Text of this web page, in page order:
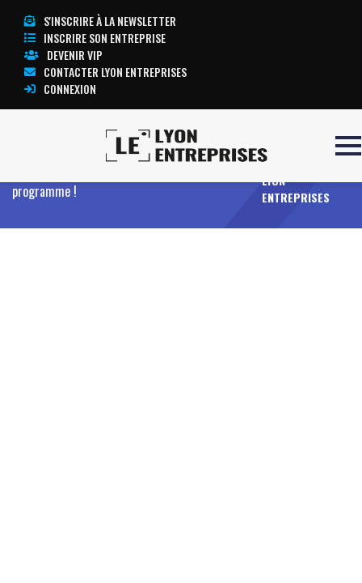
S'INSCRIRE À LA NEWSLETTER
INSCRIRE SON ENTREPRISE
DEVENIR VIP
CONTACTER LYON ENTREPRISES
CONNEXION
Sido #6 – Transport intelligent, mobilité
programme !
TOUTE
L’ACTUALITÉ
LYON
ENTREPRISES